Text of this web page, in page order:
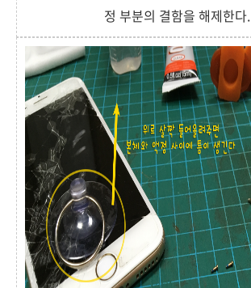
정 부분의 결함을 해제한다.